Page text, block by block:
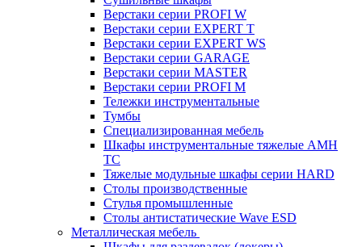
Верстаки серии PROFI W
Верстаки серии EXPERT T
Верстаки серии EXPERT WS
Верстаки серии GARAGE
Верстаки серии MASTER
Верстаки серии PROFI M
Тележки инструментальные
Тумбы
Cпециализированная мебель
Шкафы инструментальные тяжелые AMH
TC
Тяжелые модульные шкафы серии HARD
Столы производственные
Стулья промышленные
Столы антистатические Wave ESD
Металлическая мебель